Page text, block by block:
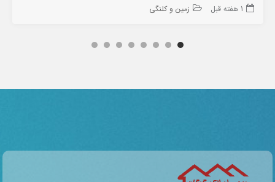
1 هفته قبل زمین و کلنگی